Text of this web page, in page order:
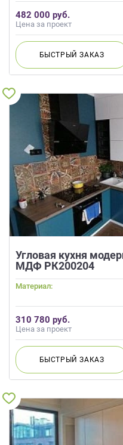
482 000 руб.
Цена за проект
БЫСТРЫЙЗАКАЗ
Угловая кухня
МДФ РК200204
Материал:
310 780 руб.
Цена за проект
БЫСТРЫЙЗАКАЗ